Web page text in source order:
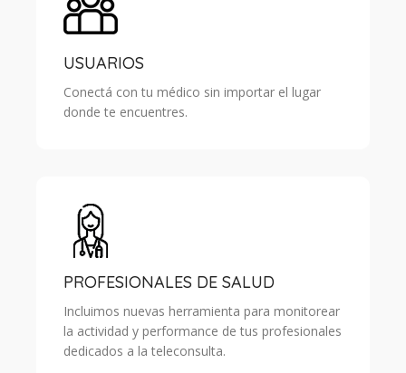
USUARIOS
Conectá con tu médico sin importar el lugar
donde te encuentres.
PROFESIONALES DE SALUD
Incluimos nuevas herramienta para monitorear
la actividad y performance de tus profesionales
dedicados a la teleconsulta.